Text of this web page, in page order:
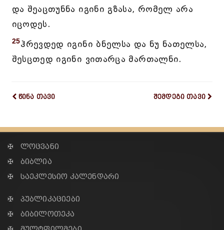
და შეაცთუნნა იგინი გზასა, რომელ არა
იცოდეს.
25ჰრევდედ იგინი ბნელსა და ნუ ნათელსა,
შესცთედ იგინი ვითარცა მართალნი.
წინა თავი შემდეგი თავი
✠ ლოცვანი
✠ ბიბლია
✠ საეკლესიო კალენდარი
✠ პუბლიკაციები
✠ ბიბილოთეკა